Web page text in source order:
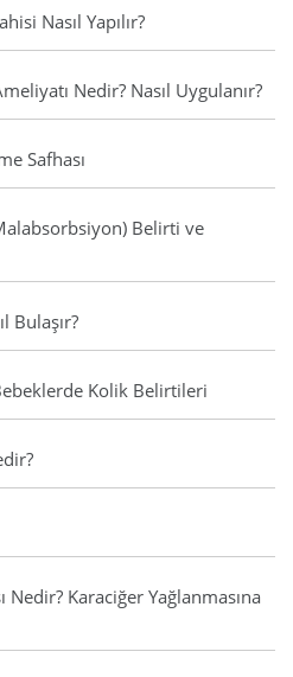
Nasıl Yapılır?
Nedir? Nasıl Uygulanır?
Safhası
Belirti ve
Bulaşır?
Kolik Belirtileri
Nedir? Karaciğer Yağlanmasına